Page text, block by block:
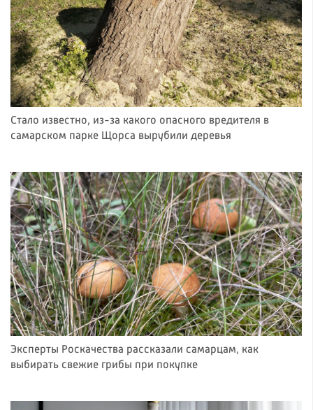
Стало известно, из-за какого опасного вредителя в
самарском парке Щорса вырубили деревья
Эксперты Роскачества рассказали самарцам, как
выбирать свежие грибы при покупке